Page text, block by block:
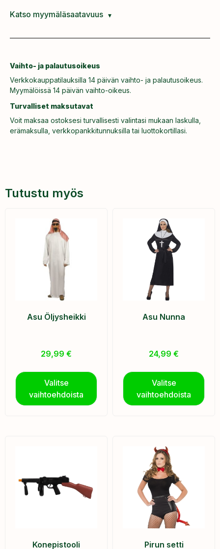
Katso myymäläsaatavuus
Vaihto- ja palautusoikeus
Verkkokauppatilauksilla 14 päivän vaihto- ja palautusoikeus.
Myymälöissä 14 päivän vaihto-oikeus.
Turvalliset maksutavat
Voit maksaa ostoksesi turvallisesti valintasi mukaan laskulla,
erämaksulla, verkkopankkitunnuksilla tai luottokortillasi.
Tutustu myös
Asu Öljysheikki
29,99 €
Valitse
vaihtoehdoista
Asu Nunna
24,99 €
Valitse
vaihtoehdoista
Konepistooli
Pirun setti